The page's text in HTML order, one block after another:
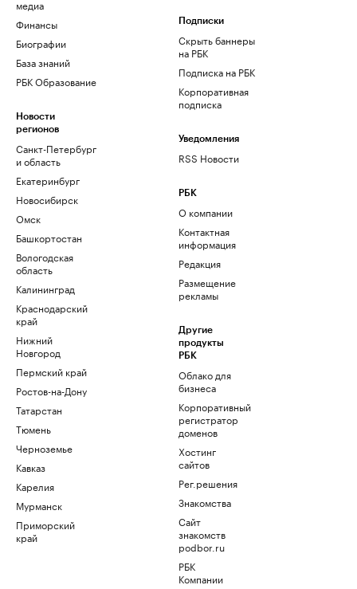
медиа
Финансы
Биографии
База знаний
РБК Образование
Новости
регионов
Санкт-Петербург
и область
Екатеринбург
Новосибирск
Омск
Башкортостан
Вологодская
область
Калининград
Краснодарский
край
Нижний
Новгород
Пермский край
Ростов-на-Дону
Татарстан
Тюмень
Черноземье
Кавказ
Карелия
Мурманск
Приморский
край
Подписки
Скрыть баннеры
на РБК
Подписка на РБК
Корпоративная
подписка
Уведомления
RSS Новости
РБК
О компании
Контактная
информация
Редакция
Размещение
рекламы
Другие
продукты
РБК
Облако для
бизнеса
Корпоративный
регистратор
доменов
Хостинг
сайтов
Рег.решения
Знакомства
Сайт
знакомств
podbor.ru
РБК
Компании